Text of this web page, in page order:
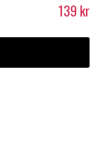
139 kr